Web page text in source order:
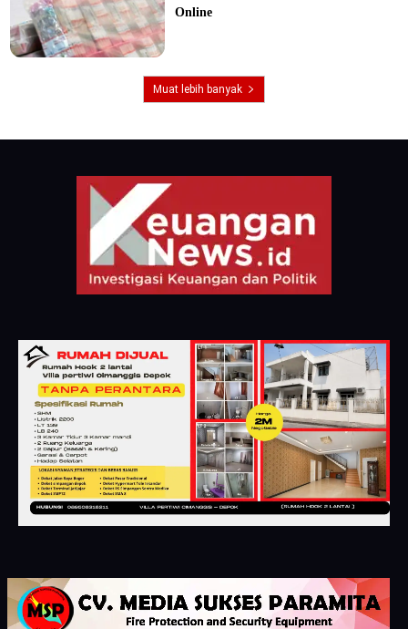
Online
Muat lebih banyak